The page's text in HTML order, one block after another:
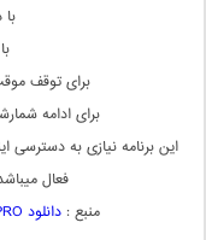
برای توقف
برای ادامه
این برنامه نیازی به
فعال میباشد و
منبع : دانلود Multiple Timer PRO تایمر حرفه ای اندروید